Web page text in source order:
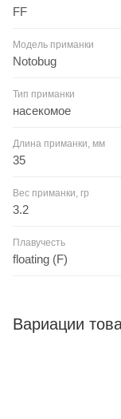
FF
Модель приманки
Notobug
Тип приманки
насекомое
Длина приманки, мм
35
Вес приманки, гр
3.2
Плавучесть
floating (F)
Вариации